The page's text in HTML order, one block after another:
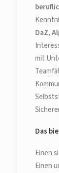
DaZ,
mit
Das
Einen
Einen